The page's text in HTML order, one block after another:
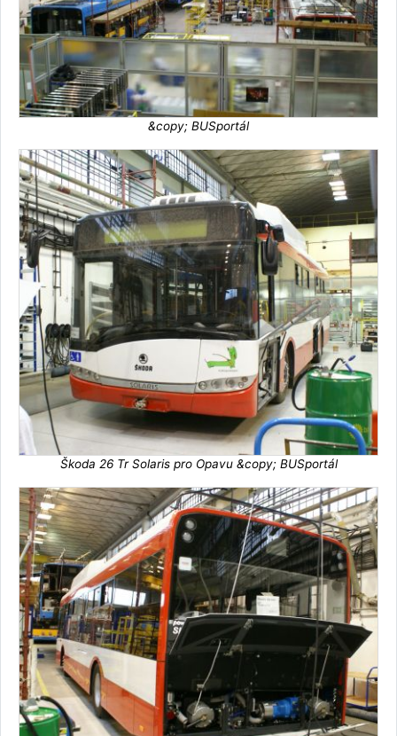
&copy; BUSportál
Škoda 26 Tr Solaris pro Opavu &copy; BUSportál